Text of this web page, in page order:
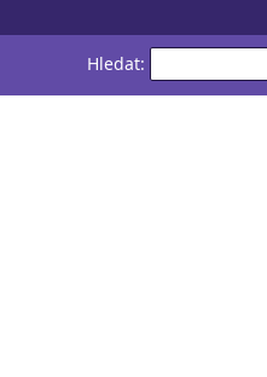
Hledat: